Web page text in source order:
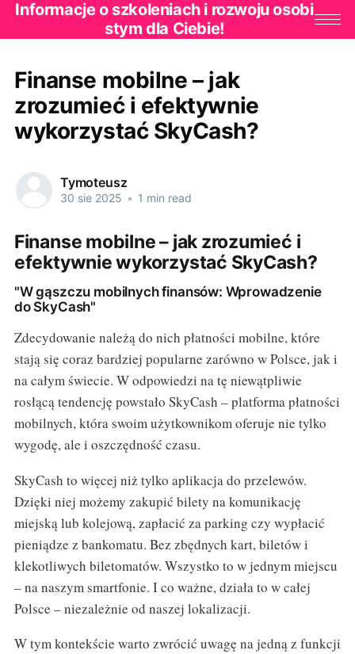
Informacje o szkoleniach i rozwoju osobi
stym dla Ciebie!
Finanse mobilne – jak
zrozumieć i efektywnie
wykorzystać SkyCash?
Tymoteusz
30 sie 2025 • 1 min read
Finanse mobilne – jak zrozumieć i
efektywnie wykorzystać SkyCash?
"W gąszczu mobilnych finansów: Wprowadzenie
do SkyCash"
Zdecydowanie należą do nich płatności mobilne, które
stają się coraz bardziej popularne zarówno w Polsce, jak i
na całym świecie. W odpowiedzi na tę niewątpliwie
rosłącą tendencję powstało SkyCash – platforma płatności
mobilnych, która swoim użytkownikom oferuje nie tylko
wygodę, ale i oszczędność czasu.
SkyCash to więcej niż tylko aplikacja do przelewów.
Dzięki niej możemy zakupić bilety na komunikację
miejską lub kolejową, zapłacić za parking czy wypłacić
pieniądze z bankomatu. Bez zbędnych kart, biletów i
klekotliwych biletomatów. Wszystko to w jednym miejscu
– na naszym smartfonie. I co ważne, działa to w całej
Polsce – niezależnie od naszej lokalizacji.
W tym kontekście warto zwrócić uwagę na jedną z funkcji